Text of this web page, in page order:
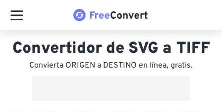
Convertidor de SVG a TIFF
Convierta ORIGEN a DESTINO en línea, gratis.